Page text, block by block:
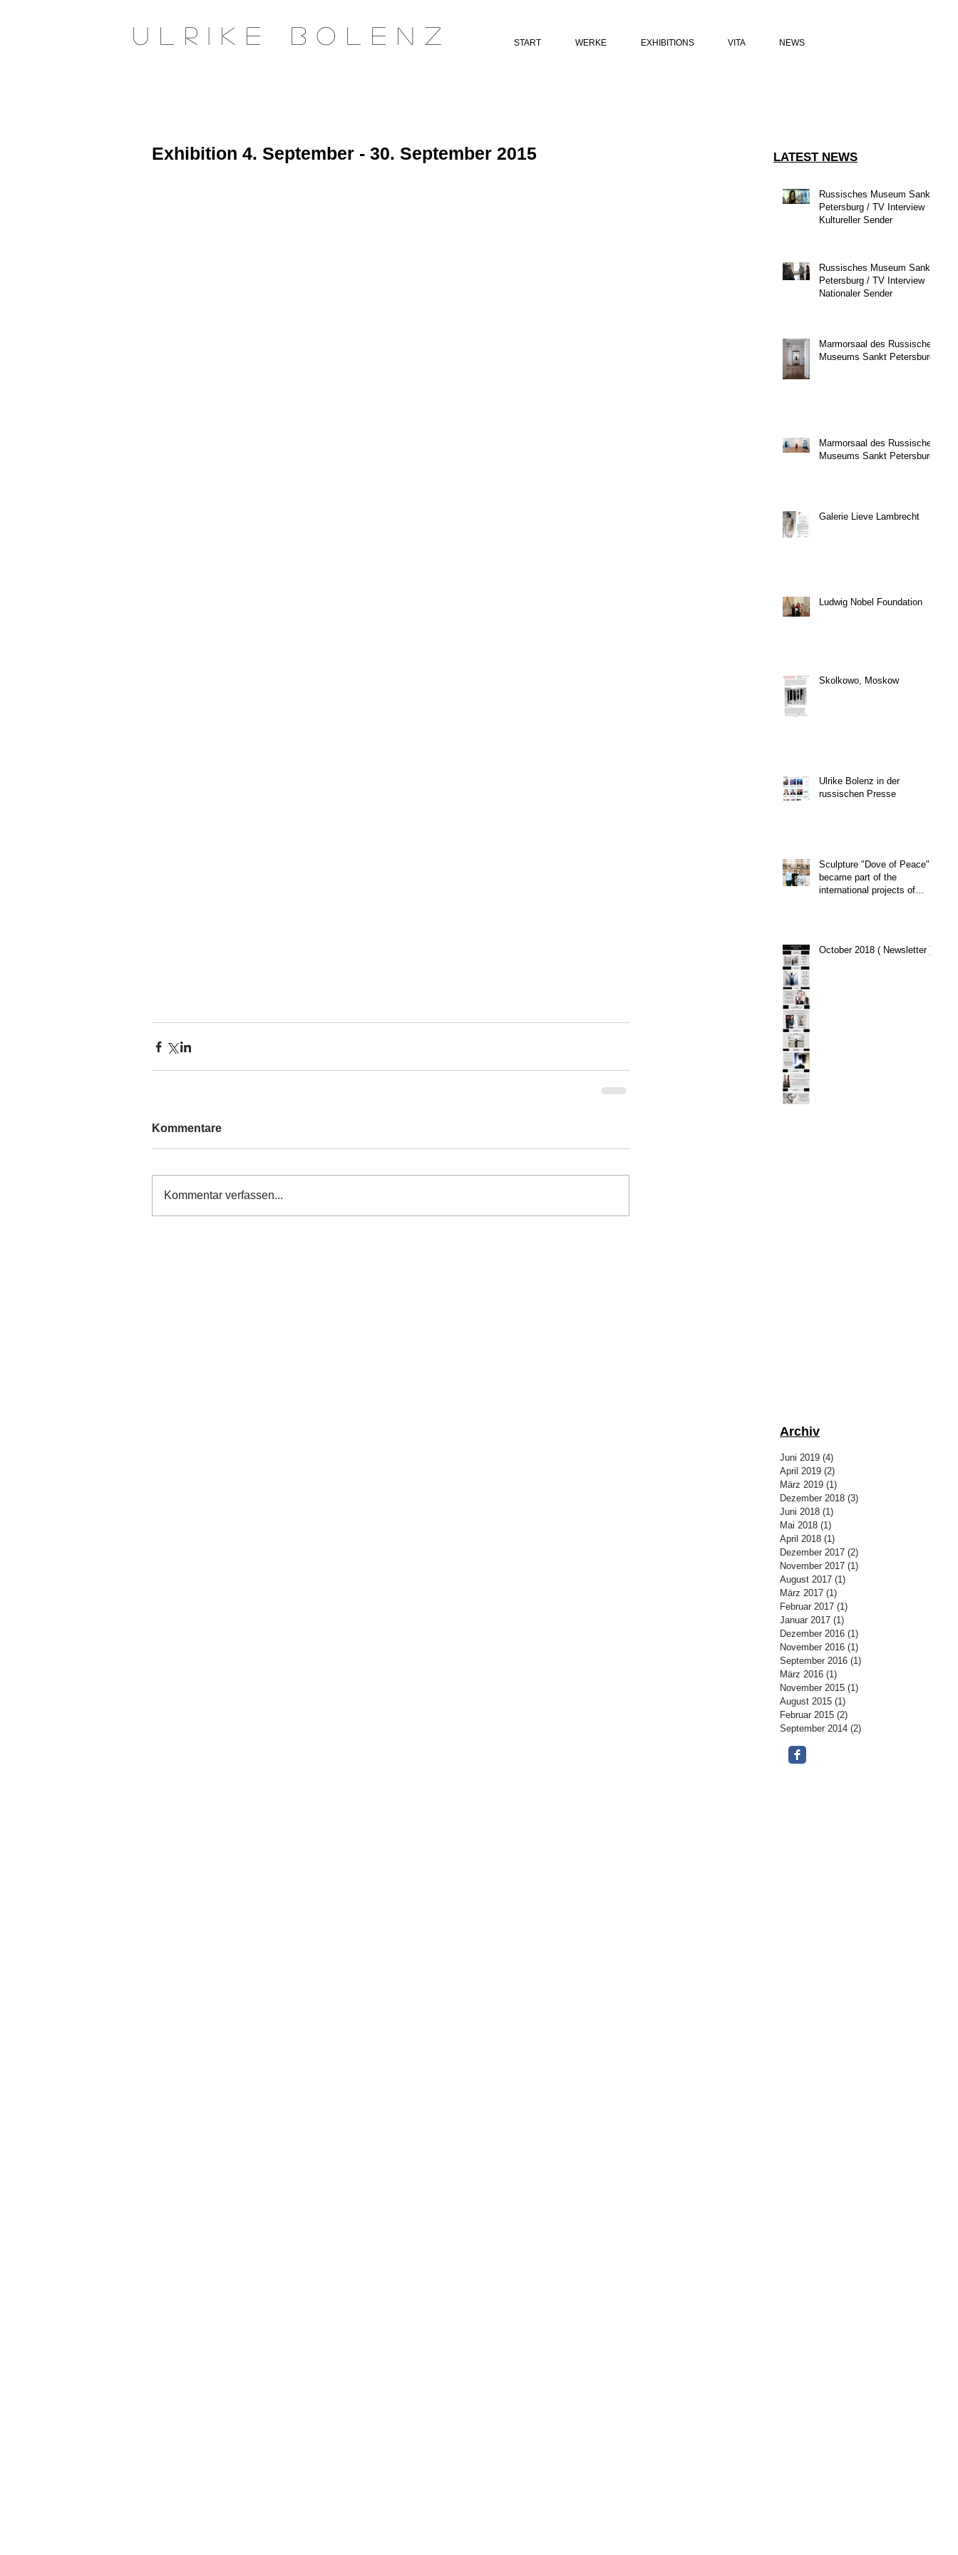
u l r i k e b o l e n z START WERKE EXHIBITIONS VITA NEWS
Exhibition 4. September - 30. September 2015
Kommentare
Kommentar verfassen...
LATEST NEWS
Russisches Museum Sankt
Petersburg / TV Interview
Kultureller Sender
Russisches Museum Sankt
Petersburg / TV Interview
Nationaler Sender
Marmorsaal des Russischen
Museums Sankt Petersburg
Marmorsaal des Russischen
Museums Sankt Petersburg
Galerie Lieve Lambrecht
Ludwig Nobel Foundation
Skolkowo, Moskow
Ulrike Bolenz in der
russischen Presse
Sculpture "Dove of Peace"
became part of the
international projects of
October 2018 ( Newsletter )
Archiv
Juni 2019 (4)
April 2019 (2)
März 2019 (1)
Dezember 2018 (3)
Juni 2018 (1)
Mai 2018 (1)
April 2018 (1)
Dezember 2017 (2)
November 2017 (1)
August 2017 (1)
März 2017 (1)
Februar 2017 (1)
Januar 2017 (1)
Dezember 2016 (1)
November 2016 (1)
September 2016 (1)
März 2016 (1)
November 2015 (1)
August 2015 (1)
Februar 2015 (2)
September 2014 (2)